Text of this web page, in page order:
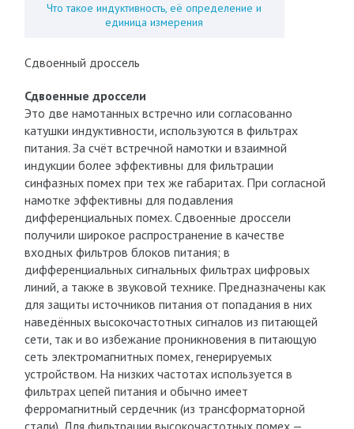
Что такое индуктивность, её определение и
единица измерения
Сдвоенный дроссель
Сдвоенные дроссели
Это две намотанных встречно или согласованно
катушки индуктивности, используются в фильтрах
питания. За счёт встречной намотки и взаимной
индукции более эффективны для фильтрации
синфазных помех при тех же габаритах. При согласной
намотке эффективны для подавления
дифференциальных помех. Сдвоенные дроссели
получили широкое распространение в качестве
входных фильтров блоков питания; в
дифференциальных сигнальных фильтрах цифровых
линий, а также в звуковой технике. Предназначены как
для защиты источников питания от попадания в них
наведённых высокочастотных сигналов из питающей
сети, так и во избежание проникновения в питающую
сеть электромагнитных помех, генерируемых
устройством. На низких частотах используется в
фильтрах цепей питания и обычно имеет
ферромагнитный сердечник (из трансформаторной
стали). Для фильтрации высокочастотных помех —